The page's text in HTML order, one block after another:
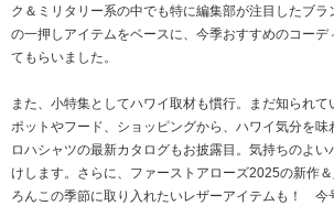
ク＆ミリタリー系の中でも特に編集部が注目したブ
の一押しアイテムをベースに、今季おすすめのコーデ
てもらいました。
また、小特集としてハワイ取材も慣行。まだ知られ
ポットやフード、ショッピングから、ハワイ気分を味
ロハシャツの最新カタログもお披露目。気持ちのよ
けします。さらに、ファーストアローズ2025の新作
ろんこの季節に取り入れたいレザーアイテムも！ 今